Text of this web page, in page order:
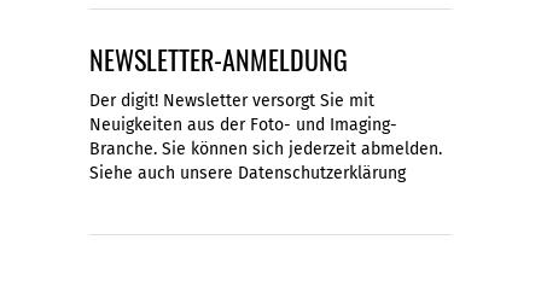
NEWSLETTER-ANMELDUNG
Der digit! Newsletter versorgt Sie mit
Neuigkeiten aus der Foto- und Imaging-
Branche. Sie können sich jederzeit abmelden.
Siehe auch unsere Datenschutzerklärung